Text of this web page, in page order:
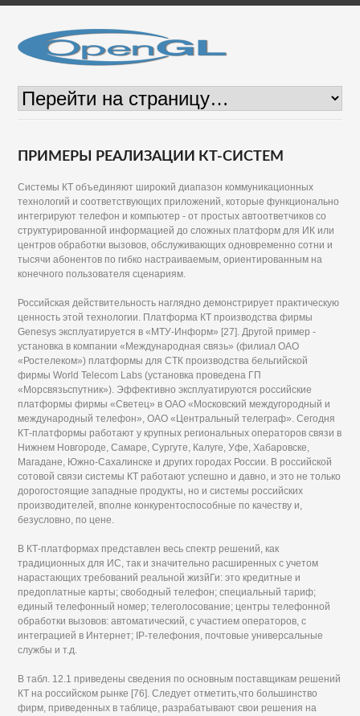
ПРИМЕРЫ РЕАЛИЗАЦИИ КТ-СИСТЕМ
Системы КТ объединяют широкий диапазон коммуникационных
технологий и соответствующих приложений, которые функционально
интегрируют телефон и компьютер - от простых автоответчиков со
структурированной информацией до сложных платформ для ИК или
центров обработки вызовов, обслуживающих одновременно сотни и
тысячи абонентов по гибко настраиваемым, ориентированным на
конечного пользователя сценариям.
Российская действительность наглядно демонстрирует практическую
ценность этой технологии. Платформа КТ производства фирмы
Genesys эксплуатируется в «МТУ-Информ» [27]. Другой пример -
установка в компании «Международная связь» (филиал ОАО
«Ростелеком») платформы для СТК производства бельгийской
фирмы World Telecom Labs (установка проведена ГП
«Морсвязьспутник»). Эффективно эксплуатируются российские
платформы фирмы «Светец» в ОАО «Московский междугородный и
международный телефон», ОАО «Центральный телеграф». Сегодня
КТ-платформы работают у крупных региональных операторов связи в
Нижнем Новгороде, Самаре, Сургуте, Калуге, Уфе, Хабаровске,
Магадане, Южно-Сахалинске и других городах России. В российской
сотовой связи системы КТ работают успешно и давно, и это не только
дорогостоящие западные продукты, но и системы российских
производителей, вполне конкурентоспособные по качеству и,
безусловно, по цене.
В КТ-платформах представлен весь спектр решений, как
традиционных для ИС, так и значительно расширенных с учетом
нарастающих требований реальной жизйГи: это кредитные и
предоплатные карты; свободный телефон; специальный тариф;
единый телефонный номер; телеголосование; центры телефонной
обработки вызовов: автоматический, с участием операторов, с
интеграцией в Интернет; IP-телефония, почтовые универсальные
службы и т.д.
В табл. 12.1 приведены сведения по основным поставщикам решений
КТ на российском рынке [76]. Следует отметить,что большинство
фирм, приведенных в таблице, разрабатывают свои решения на